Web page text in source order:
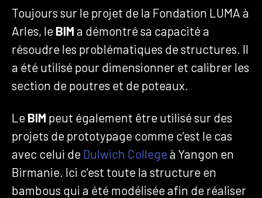
Toujours sur le projet de la Fondation LUMA à
Arles, le BIM a démontré sa capacité a
résoudre les problématiques de structures. Il
a été utilisé pour dimensionner et calibrer les
section de poutres et de poteaux.
Le BIM peut également être utilisé sur des
projets de prototypage comme c’est le cas
avec celui de Dulwich Collegeà Yangon en
Birmanie. Ici c’est toute la structure en
bambous qui a été modélisée afin de réaliser